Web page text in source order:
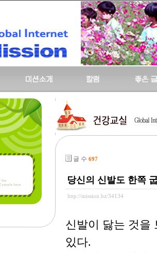
글 수 697
당신의 신발도 한쪽
http://mission.bz/34134
신발이 닳는 것을
있다.